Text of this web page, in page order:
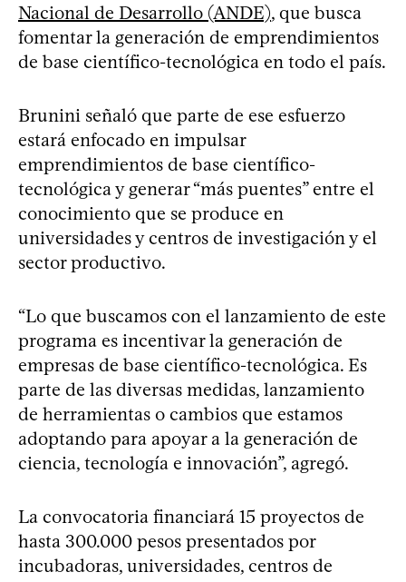
Nacional de Desarrollo (ANDE), que busca
fomentar la generación de emprendimientos
de base científico-tecnológica en todo el país.
Brunini señaló que parte de ese esfuerzo
estará enfocado en impulsar
emprendimientos de base científico-
tecnológica y generar “más puentes” entre el
conocimiento que se produce en
universidades y centros de investigación y el
sector productivo.
“Lo que buscamos con el lanzamiento de este
programa es incentivar la generación de
empresas de base científico-tecnológica. Es
parte de las diversas medidas, lanzamiento
de herramientas o cambios que estamos
adoptando para apoyar a la generación de
ciencia, tecnología e innovación”, agregó.
La convocatoria financiará 15 proyectos de
hasta 300.000 pesos presentados por
incubadoras, universidades, centros de